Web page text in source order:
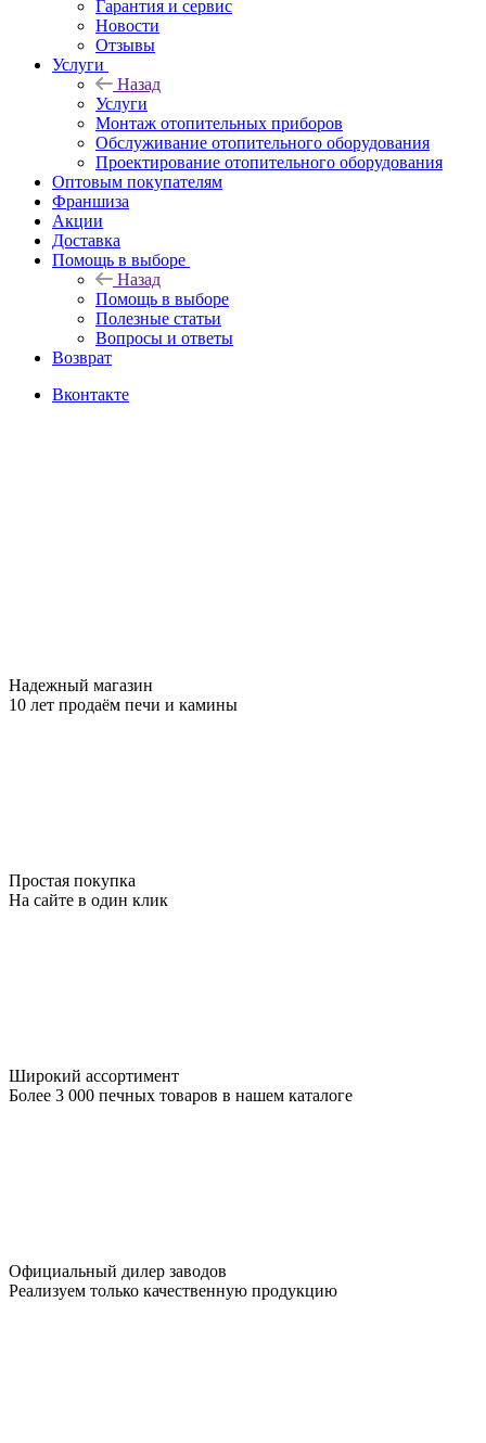
Гарантия и сервис
Новости
Отзывы
Услуги
Назад
Услуги
Монтаж отопительных приборов
Обслуживание отопительного оборудования
Проектирование отопительного оборудования
Оптовым покупателям
Франшиза
Акции
Доставка
Помощь в выборе
Назад
Помощь в выборе
Полезные статьи
Вопросы и ответы
Возврат
Вконтакте
Надежный магазин
10 лет продаём печи и камины
Простая покупка
На сайте в один клик
Широкий ассортимент
Более 3 000 печных товаров в нашем каталоге
Официальный дилер заводов
Реализуем только качественную продукцию